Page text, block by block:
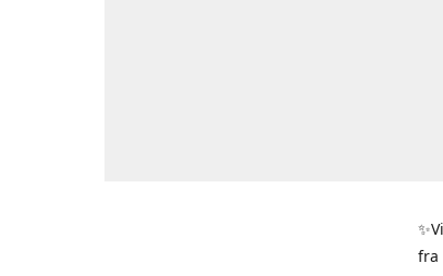
fra